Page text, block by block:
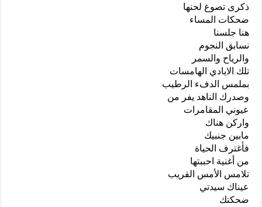
ذكرى تصوغ لحنها
ضحكات المساء
هنا جلسنا
نسابق النجوم
والرياح والسمر
تلك الايادي الهامسات
بملمس الدفء الرطيب
وصدرك الناهد يفر من
عيوني المقامرات
واركن هناك
مابين جنبيك
فأغترف الحياة
من أغنية احببتها
تلامس الأمس القريب
عيناك سيدتي
ضحكتك